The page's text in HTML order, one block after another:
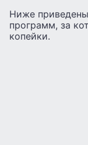
Ниже
программ, за
копейки.